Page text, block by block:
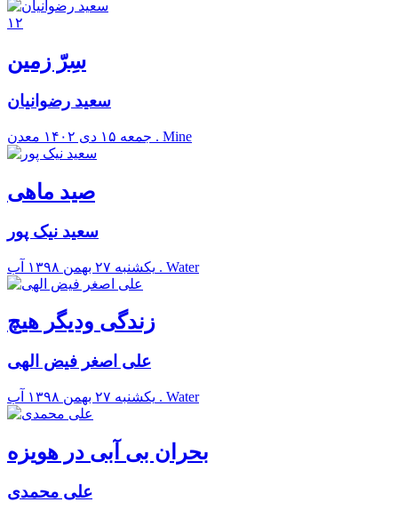
۱۲
سِرّ زمین
سعید رضوانیان
جمعه ۱۵ دی ۱۴۰۲ معدن . Mine
صید ماهی
سعید نیک پور
يکشنبه ۲۷ بهمن ۱۳۹۸ آب . Water
زندگی ودیگر هیچ
علی اصغر فیض الهی
يکشنبه ۲۷ بهمن ۱۳۹۸ آب . Water
بحران بی آبی در هویزه
علی محمدی